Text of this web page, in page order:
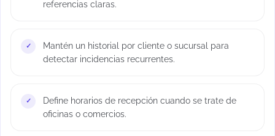
referencias claras.
Mantén un historial por cliente o sucursal para
detectar incidencias recurrentes.
Define horarios de recepción cuando se trate de
oficinas o comercios.